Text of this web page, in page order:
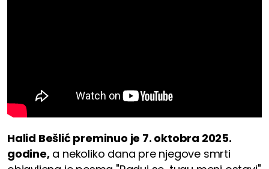
Halid Bešlić preminuo je 7. oktobra 2025.
godine,a nekoliko dana pre njegove smrti